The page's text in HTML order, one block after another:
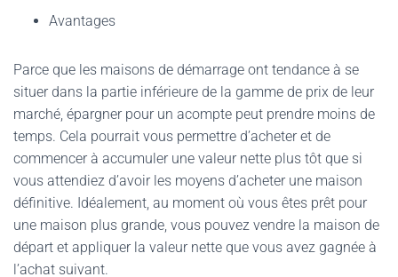
Avantages
Parce que les maisons de démarrage ont tendance à se
situer dans la partie inférieure de la gamme de prix de leur
marché, épargner pour un acompte peut prendre moins de
temps. Cela pourrait vous permettre d’acheter et de
commencer à accumuler une valeur nette plus tôt que si
vous attendiez d’avoir les moyens d’acheter une maison
définitive. Idéalement, au moment où vous êtes prêt pour
une maison plus grande, vous pouvez vendre la maison de
départ et appliquer la valeur nette que vous avez gagnée à
l’achat suivant.